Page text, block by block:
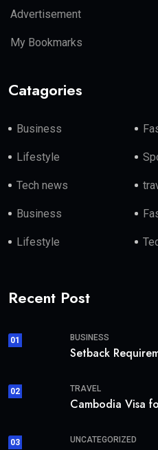
Advertisement
My Bookmarks
Catagories
Business
Lifestyle
Tech news
Business
Lifestyle
Recent Post
01 BUSINESS
Setback
02 TRAVEL
Cambodia Visa
03 UNCATEGORIZED